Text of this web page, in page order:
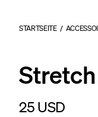
STARTSEITE /
25 USD